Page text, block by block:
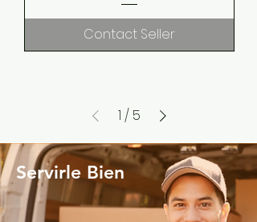
Contact Seller
1 / 5
Servirle Bien